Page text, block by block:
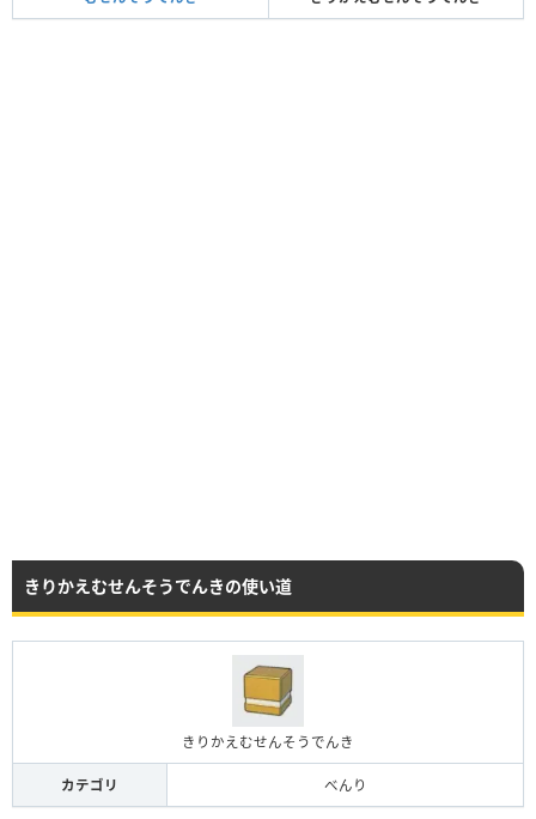
きりかえむせんそうでんきの使い道
きりかえむせんそうでんき
カテゴリ べんり